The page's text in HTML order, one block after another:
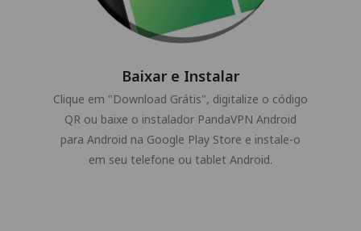
Baixar e Instalar
Clique em "Download Grátis", digitalize o código
QR ou baixe o instalador PandaVPN Android
para Android na Google Play Store e instale-o
em seu telefone ou tablet Android.